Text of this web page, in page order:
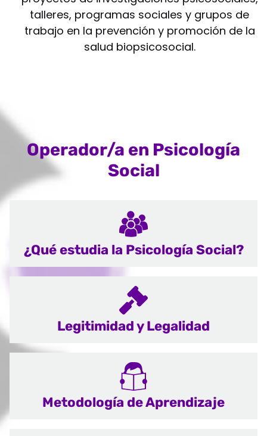
talleres, programas sociales y grupos de
trabajo en la prevención y promoción de la
salud biopsicosocial.
Operador/a en Psicología
Social
¿Qué estudia la Psicología Social?
Legitimidad y Legalidad
Metodología de Aprendizaje